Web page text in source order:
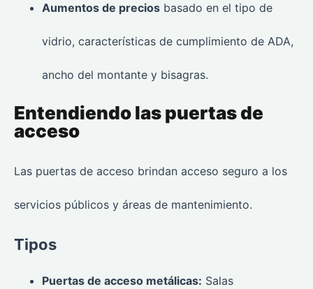
Aumentos de precios basado en el tipo de
vidrio, características de cumplimiento de ADA,
ancho del montante y bisagras.
Entendiendo las puertas de
acceso
Las puertas de acceso brindan acceso seguro a los
servicios públicos y áreas de mantenimiento.
Tipos
Puertas de acceso metálicas: Salas